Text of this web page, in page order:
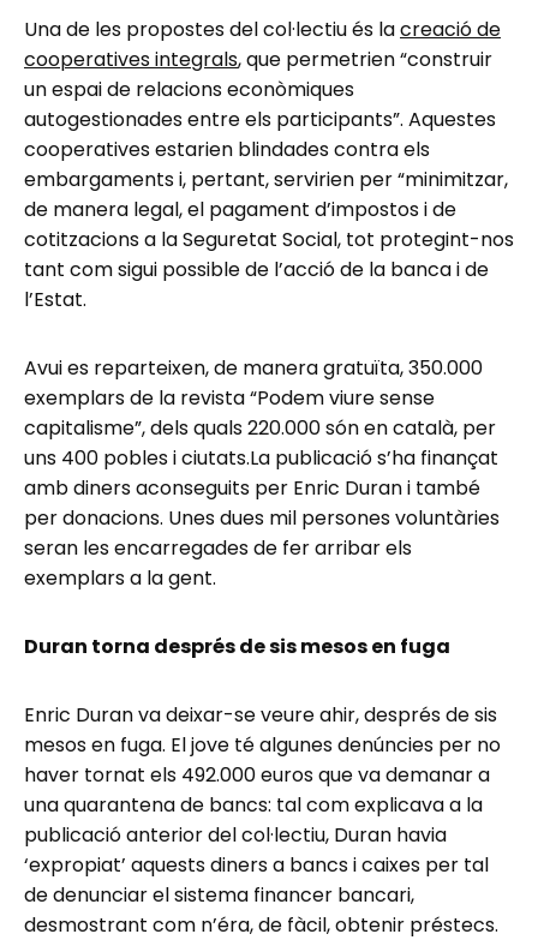
Una de les propostes del col·lectiu és lacreació de
cooperatives integrals, que permetrien “construir
un espai de relacions econòmiques
autogestionades entre els participants”. Aquestes
cooperatives estarien blindades contra els
embargaments i, pertant, servirien per “minimitzar,
de manera legal, el pagament d’impostos i de
cotitzacions a la Seguretat Social, tot protegint-nos
tant com sigui possible de l’acció de la banca i de
l’Estat.
Avui es reparteixen, de manera gratuïta, 350.000
exemplars de la revista “Podem viure sense
capitalisme”, dels quals 220.000 són en català, per
uns 400 pobles i ciutats.La publicació s’ha finançat
amb diners aconseguits per Enric Duran i també
per donacions. Unes dues mil persones voluntàries
seran les encarregades de fer arribar els
exemplars a la gent.
Duran torna després de sis mesos en fuga
Enric Duran va deixar-se veure ahir, després de sis
mesos en fuga. El jove té algunes denúncies per no
haver tornat els 492.000 euros que va demanar a
una quarantena de bancs: tal com explicava a la
publicació anterior del col·lectiu, Duran havia
‘expropiat’ aquests diners a bancs i caixes per tal
de denunciar el sistema financer bancari,
desmostrant com n’éra, de fàcil, obtenir préstecs.